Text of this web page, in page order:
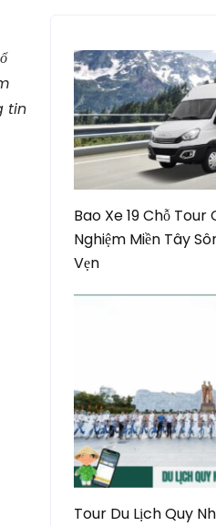
tin
Bao Xe 19 Chỗ Tour
Nghiệm Miền Tây
Vẹn
Tour Du Lịch Quy